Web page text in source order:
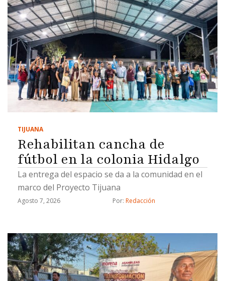
TIJUANA
Rehabilitan cancha de
fútbol en la colonia Hidalgo
La entrega del espacio se da a la comunidad en el
marco del Proyecto Tijuana
Agosto 7, 2026 Por: Redacción